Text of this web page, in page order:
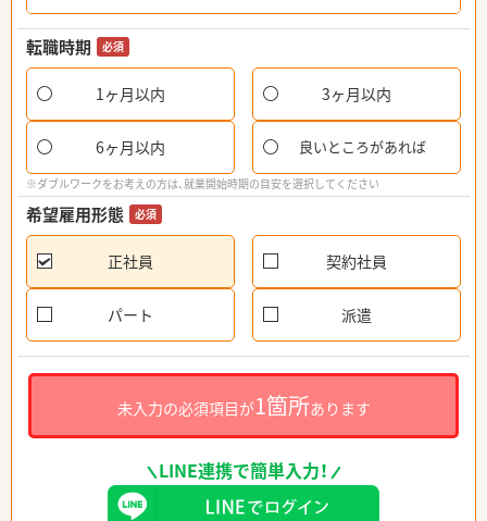
転職時期 必須
1ヶ月以内 3ヶ月以内
6ヶ月以内 良いところがあれば
※ダブルワークをお考えの方は、就業開始時期の目安を選択してください
希望雇用形態 必須
正社員 契約社員
パート 派遣
未入力の必須項目が1箇所あります
LINE連携で簡単入力！